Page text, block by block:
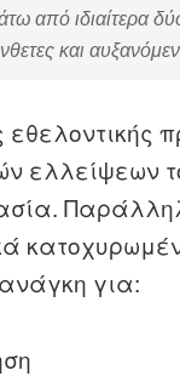
από ιδιαίτερα
και
ελλείψεων
για: